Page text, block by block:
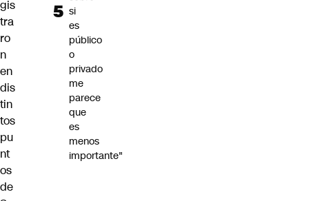
gis
tra
ro
n
en
dis
tin
tos
pu
nt
os
de
si
es
público
o
privado
me
parece
que
es
menos
importante"